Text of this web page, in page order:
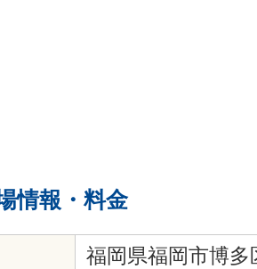
情報・料金
福岡県福岡市博